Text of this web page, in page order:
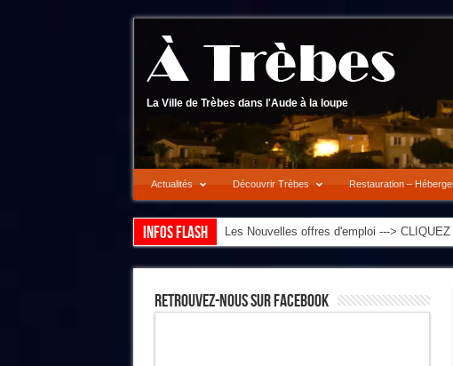
La Ville de Trèbes dans l'Aude à la loupe
Actualités Découvrir Trèbes Restauration –
Infos flash Les Nouvelles offres d'emploi ---> CLIQUEZ
Retrouvez-Nous Sur Facebook